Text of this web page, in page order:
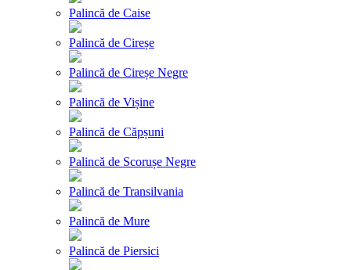
Palincă de Caise
Palincă de Cireșe
Palincă de Cireșe Negre
Palincă de Vișine
Palincă de Căpșuni
Palincă de Scorușe Negre
Palincă de Transilvania
Palincă de Mure
Palincă de Piersici